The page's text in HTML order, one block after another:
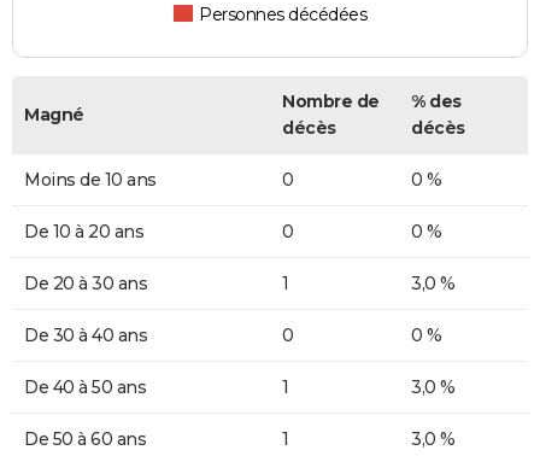
Personnes décédées
Magné
Nombre de
décès
% des
décès
Moins de 10 ans 0 0 %
De 10 à 20 ans 0 0 %
De 20 à 30 ans 1 3,0 %
De 30 à 40 ans 0 0 %
De 40 à 50 ans 1 3,0 %
De 50 à 60 ans 1 3,0 %